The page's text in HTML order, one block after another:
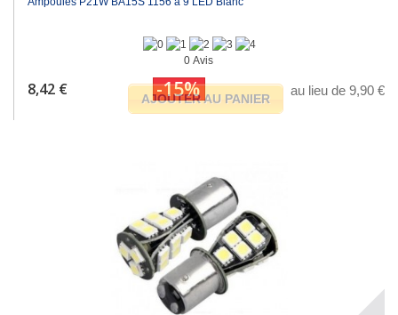
0 Avis
8,42 € au lieu de 9,90 €
-15%
AJOUTER AU PANIER